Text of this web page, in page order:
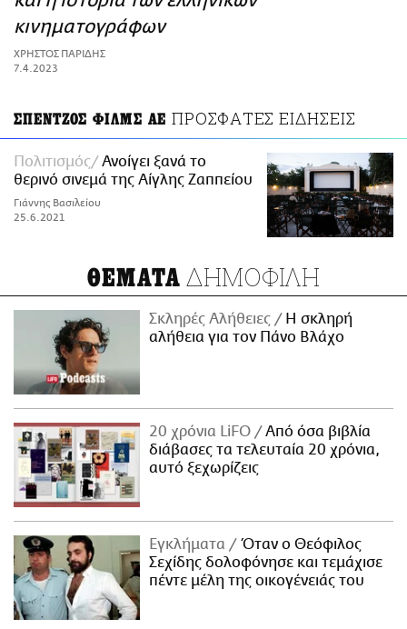
ΑΜΠΑ
PRINT
κινηματογράφων
ΧΡΗΣΤΟΣ ΠΑΡΙΔΗΣ
7.4.2023
ΣΠΕΝΤΖΟΣ ΦΙΛΜΣ ΑΕ ΠΡΟΣΦΑΤΕΣ ΕΙΔΗΣΕΙΣ
Πολιτισμός
Ανοίγει ξανά το
θερινό σινεμά της Αίγλης Ζαππείου
Γιάννης Βασιλείου
25.6.2021
ΘΕΜΑΤΑ ΔΗΜΟΦΙΛΗ
Σκληρές Αλήθειες
H σκληρή
αλήθεια για τον Πάνο Βλάχο
20 χρόνια LiFO
Από όσα βιβλία
διάβασες τα τελευταία 20 χρόνια,
αυτό ξεχωρίζεις
Εγκλήματα
Όταν ο Θεόφιλος
Σεχίδης δολοφόνησε και τεμάχισε
πέντε μέλη της οικογένειάς του